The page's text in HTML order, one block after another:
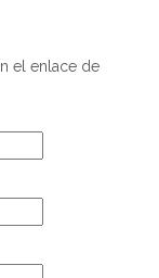
el enlace de